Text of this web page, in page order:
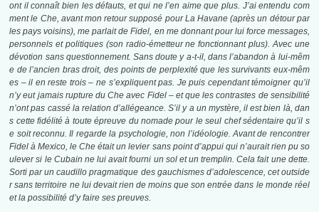
ont il connaît bien les défauts, et qui ne l’en aime que plus. J’ai entendu com
ment le Che, avant mon retour supposé pour La Havane (après un détour par
les pays voisins), me parlait de Fidel, en me donnant pour lui force messages,
personnels et politiques (son radio-émetteur ne fonctionnant plus). Avec une
dévotion sans questionnement. Sans doute y a-t-il, dans l’abandon à lui-mêm
e de l’ancien bras droit, des points de perplexité que les survivants eux-mêm
es – il en reste trois – ne s’expliquent pas. Je puis cependant témoigner qu’il
n’y eut jamais rupture du Che avec Fidel – et que les contrastes de sensibilité
n’ont pas cassé la relation d’allégeance. S’il y a un mystère, il est bien là, dan
s cette fidélité à toute épreuve du nomade pour le seul chef sédentaire qu’il s
e soit reconnu. Il regarde la psychologie, non l’idéologie. Avant de rencontrer
Fidel à Mexico, le Che était un levier sans point d’appui qui n’aurait rien pu so
ulever si le Cubain ne lui avait fourni un sol et un tremplin. Cela fait une dette.
Sorti par un caudillo pragmatique des gauchismes d’adolescence, cet outside
r sans territoire ne lui devait rien de moins que son entrée dans le monde réel
et la possibilité d’y faire ses preuves.